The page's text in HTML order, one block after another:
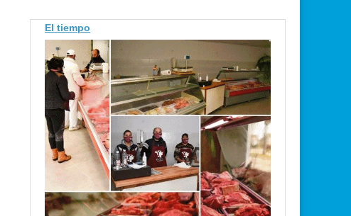
El tiempo